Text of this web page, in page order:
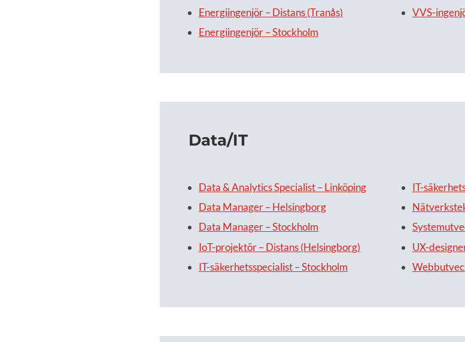
Energiingenjör – Distans (Tranås)
Energiingenjör – Stockholm
VVS-
Data/IT
Data & Analytics Specialist – Linköping
Data Manager – Helsingborg
Data Manager – Stockholm
IoT-projektör – Distans (Helsingborg)
IT-säkerhetsspecialist – Stockholm
IT-
UX-